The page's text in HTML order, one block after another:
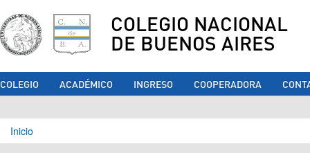
COLEGIO NACIONAL
DE BUENOS AIRES
COLEGIO ACADÉMICO INGRESO COOPERADORA
Se encuentra usted aquí
Inicio